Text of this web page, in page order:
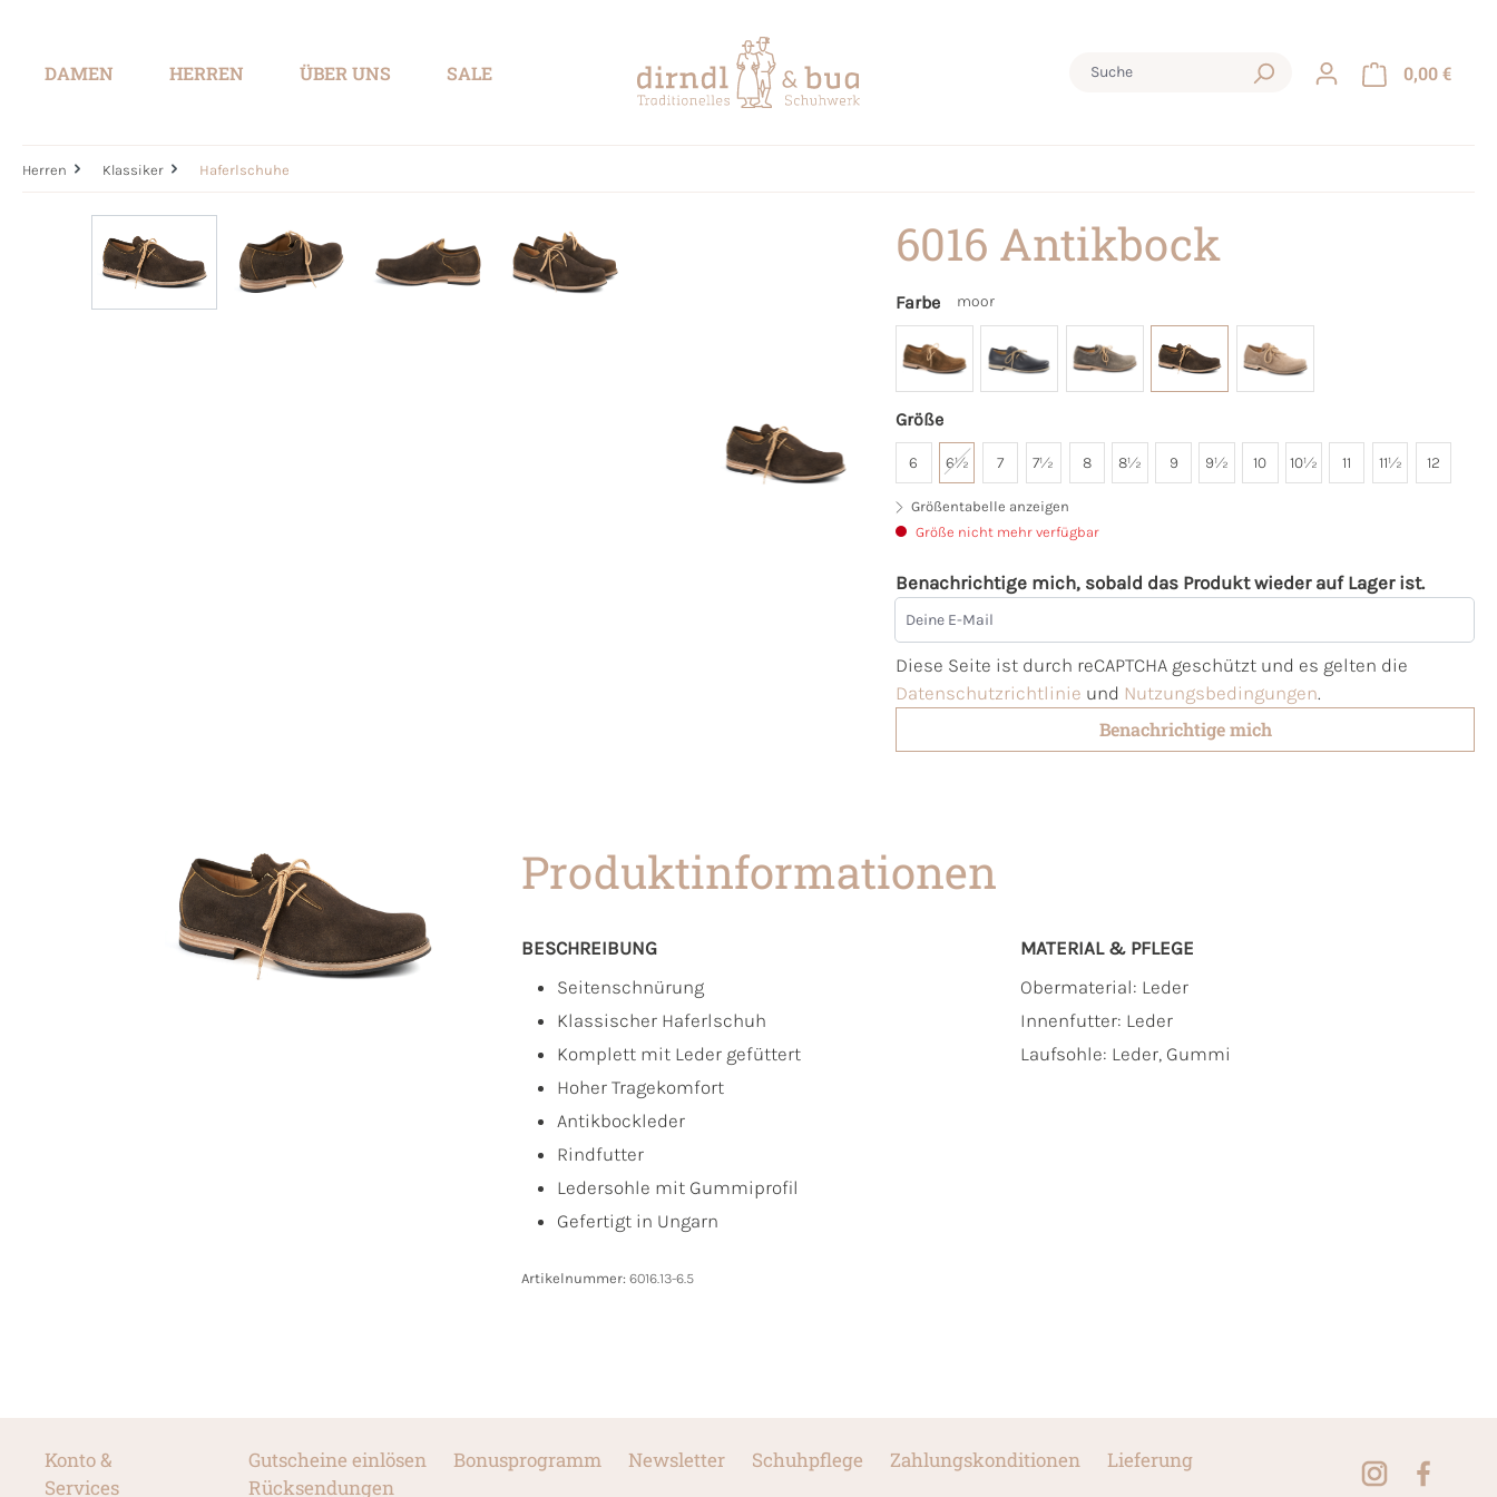
DAMEN HERREN ÜBER UNS SALE 0,00 €
Herren Klassiker Haferlschuhe
6016 Antikbock
Farbe moor
Größe
6 6½ 7 7½ 8 8½ 9 9½ 10 10½ 11 11½ 12
Größentabelle anzeigen
Größe nicht mehr verfügbar
Benachrichtige mich, sobald das Produkt wieder auf Lager ist.
Deine E-Mail
Diese Seite ist durch reCAPTCHA geschützt und es gelten die
Datenschutzrichtlinie und Nutzungsbedingungen.
Benachrichtige mich
Produktinformationen
BESCHREIBUNG
Seitenschnürung
Klassischer Haferlschuh
Komplett mit Leder gefüttert
Hoher Tragekomfort
Antikbockleder
Rindfutter
Ledersohle mit Gummiprofil
Gefertigt in Ungarn
MATERIAL & PFLEGE
Obermaterial: Leder
Innenfutter: Leder
Laufsohle: Leder, Gummi
Artikelnummer: 6016.13-6.5
Konto &
Services
Gutscheine einlösen Bonusprogramm Newsletter Schuhpflege Zahlungskonditionen
Lieferung
Rücksendungen